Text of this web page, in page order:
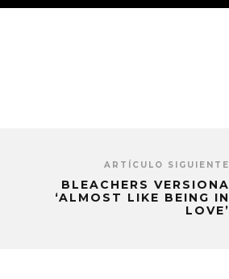
ARTÍCULO SIGUIENTE
BLEACHERS VERSIONA
‘ALMOST LIKE BEING IN
LOVE’